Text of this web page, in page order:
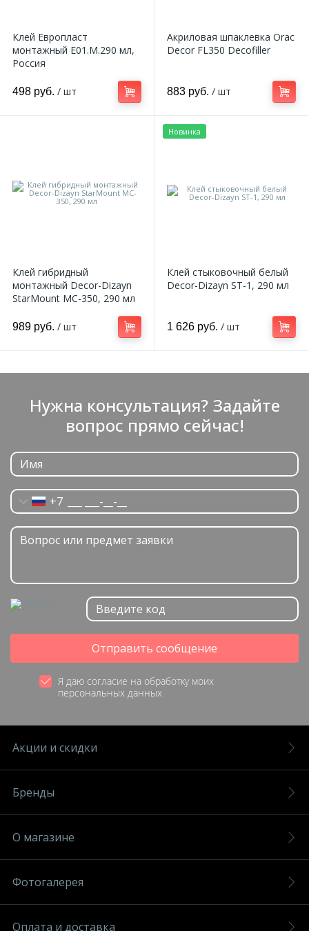
Клей Европласт
монтажный E01.M.290 мл,
Россия
498 руб. / шт
Акриловая шпаклевка Orac
Decor FL350 Decofiller
883 руб. / шт
Клей гибридный
монтажный Decor-Dizayn
StarMount MC-350, 290 мл
989 руб. / шт
Новинка
Клей стыковочный белый
Decor-Dizayn ST-1, 290 мл
1 626 руб. / шт
Нужна консультация? Задайте
вопрос прямо сейчас!
+7
Отправить сообщение
Я даю согласие на обработку моих
персональных данных
Акции и скидки
Бренды
О магазине
Фотогалерея
Оплата и доставка